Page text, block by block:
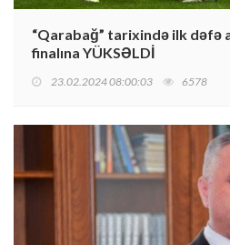
“Qarabağ” tarixində ilk dəfə
finalına YÜKSƏLDİ
23.02.2024 08:00:03 6578